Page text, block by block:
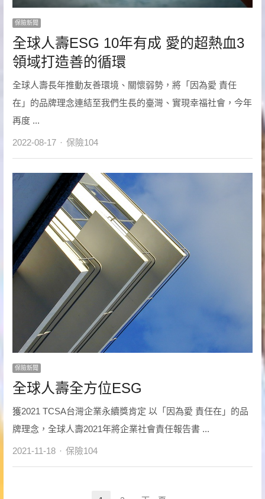
保險新聞
全球人壽ESG 10年有成 愛的超熱血3
領域打造善的循環
全球人壽長年推動友善環境、關懷弱勢，將「因為愛 責任
在」的品牌理念連結至我們生長的臺灣、實現幸福社會，今年
再度 ...
2022-08-17 Author
保險104
保險新聞
全球人壽全方位ESG
獲2021 TCSA台灣企業永續獎肯定 以「因為愛 責任在」的品
牌理念，全球人壽2021年將企業社會責任報告書 ...
2021-11-18 Author
保險104